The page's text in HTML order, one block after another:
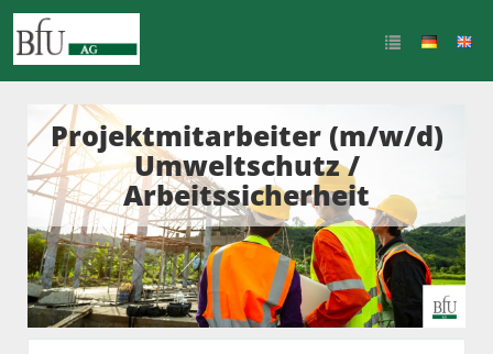
Projektmitarbeiter (m/w/d)
Umweltschutz /
Arbeitssicherheit